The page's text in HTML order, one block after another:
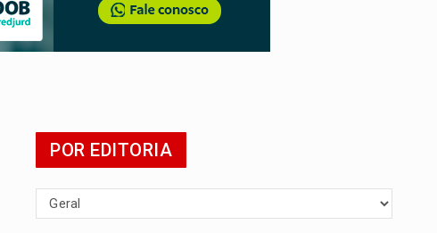
POR EDITORIA